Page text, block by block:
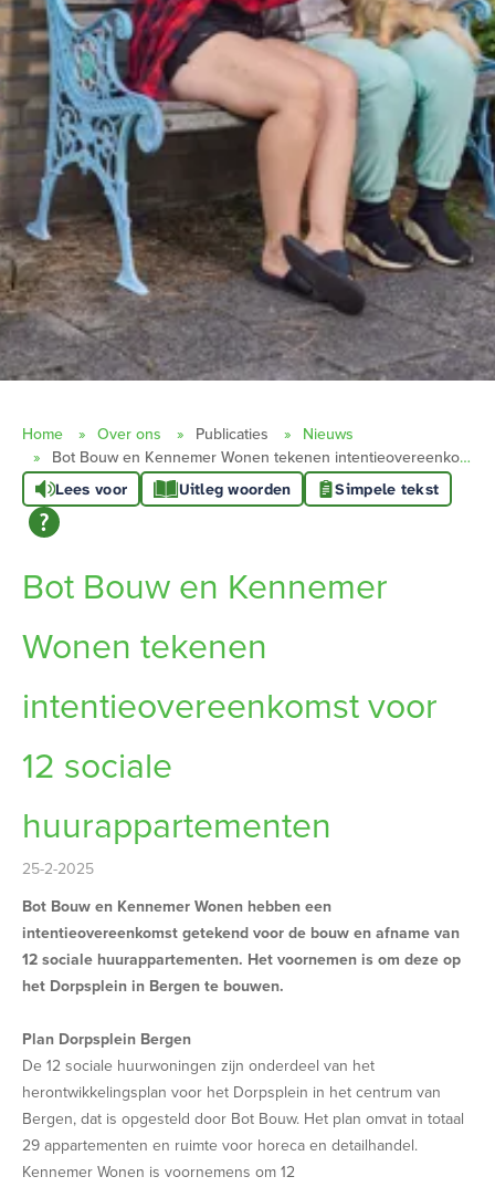
Home Over ons Publicaties
Nieuws
Bot Bouw en Kennemer Wonen tekenen intentieovereenkomst voor 12 sociale huurappartementen
Lees voor Uitleg woorden Simpele tekst
Bot Bouw en Kennemer
Wonen tekenen
intentieovereenkomst voor
12 sociale
huurappartementen
25-2-2025
Bot Bouw en Kennemer Wonen hebben een
intentieovereenkomst getekend voor de bouw en afname van
12 sociale huurappartementen. Het voornemen is om deze op
het Dorpsplein in Bergen te bouwen.
Plan Dorpsplein Bergen
De 12 sociale huurwoningen zijn onderdeel van het
herontwikkelingsplan voor het Dorpsplein in het centrum van
Bergen, dat is opgesteld door Bot Bouw. Het plan omvat in totaal
29 appartementen en ruimte voor horeca en detailhandel.
Kennemer Wonen is voornemens om 12